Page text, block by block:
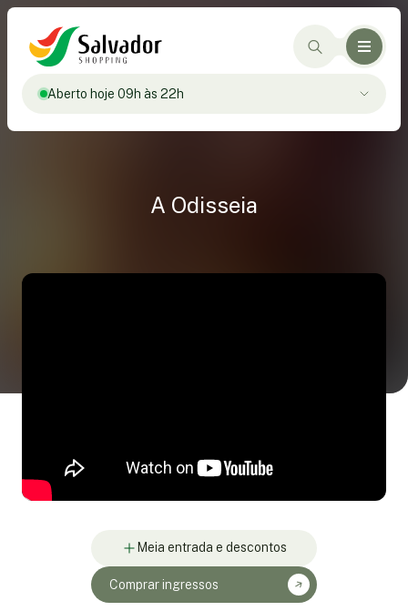
Aberto hoje 09h às 22h
A Odisseia
Meia entrada e descontos
Comprar ingressos